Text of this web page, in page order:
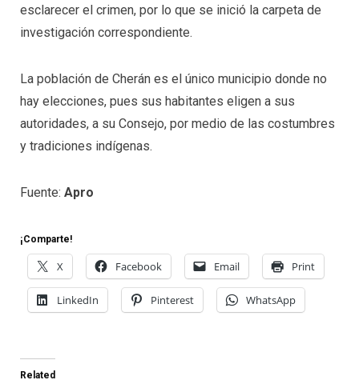
esclarecer el crimen, por lo que se inició la carpeta de
investigación correspondiente.
La población de Cherán es el único municipio donde no
hay elecciones, pues sus habitantes eligen a sus
autoridades, a su Consejo, por medio de las costumbres
y tradiciones indígenas.
Fuente: Apro
¡Comparte!
X Facebook Email Print
LinkedIn Pinterest WhatsApp
Related